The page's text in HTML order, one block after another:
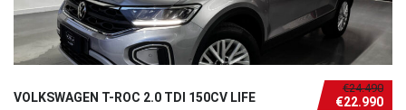
€24.490
€22.990
VOLKSWAGEN T-ROC 2.0 TDI 150CV LIFE